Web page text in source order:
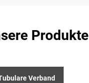
Produkte
Verband